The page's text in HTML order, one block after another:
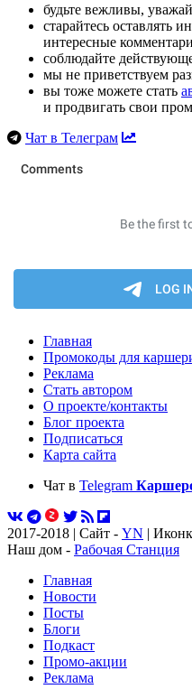
будьте вежливы,
старайтесь оставлять
интересные
соблюдайте
мы не приветствуем
вы тоже можете стать
и продвигать свои
Чат в Телеграм
Главная
Промокоды для
Реклама
Стать автором
О проекте/контакты
Блог проекта
Подписаться
Карта сайта
Чат в Telegram
2017-2018 | Сайт - YN |
Наш дом - Рабочая Станция
Главная
Новости
Посты
Блоги
Подкаст
Промо-акции
Реклама